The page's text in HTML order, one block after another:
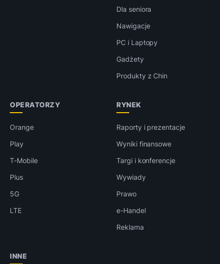
Dla seniora
Nawigacje
PC i Laptopy
Gadżety
Produkty z Chin
OPERATORZY
Orange
Play
T-Mobile
Plus
5G
LTE
RYNEK
Raporty i prezentacje
Wyniki finansowe
Targi i konferencje
Wywiady
Prawo
e-Handel
Reklama
INNE